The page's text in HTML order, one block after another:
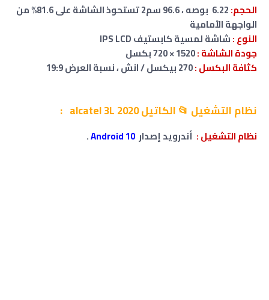
الحجم:
6.22 بوصه ، 96.6 سم2 تستحوذ الشاشة على 81.6% من
الواجهة الأمامية
النوع :شاشة لمسية كابستيف IPS LCD
جودة الشاشة :1520 × 720 بكسل
كثافة البكسل :270 بيكسل / انش ، نسبة العرض 19:9
نظام التشغيل 📂الكاتيل alcatel 3L 2020 :
نظام التشغيل : أندرويد إصدار Android 10
.